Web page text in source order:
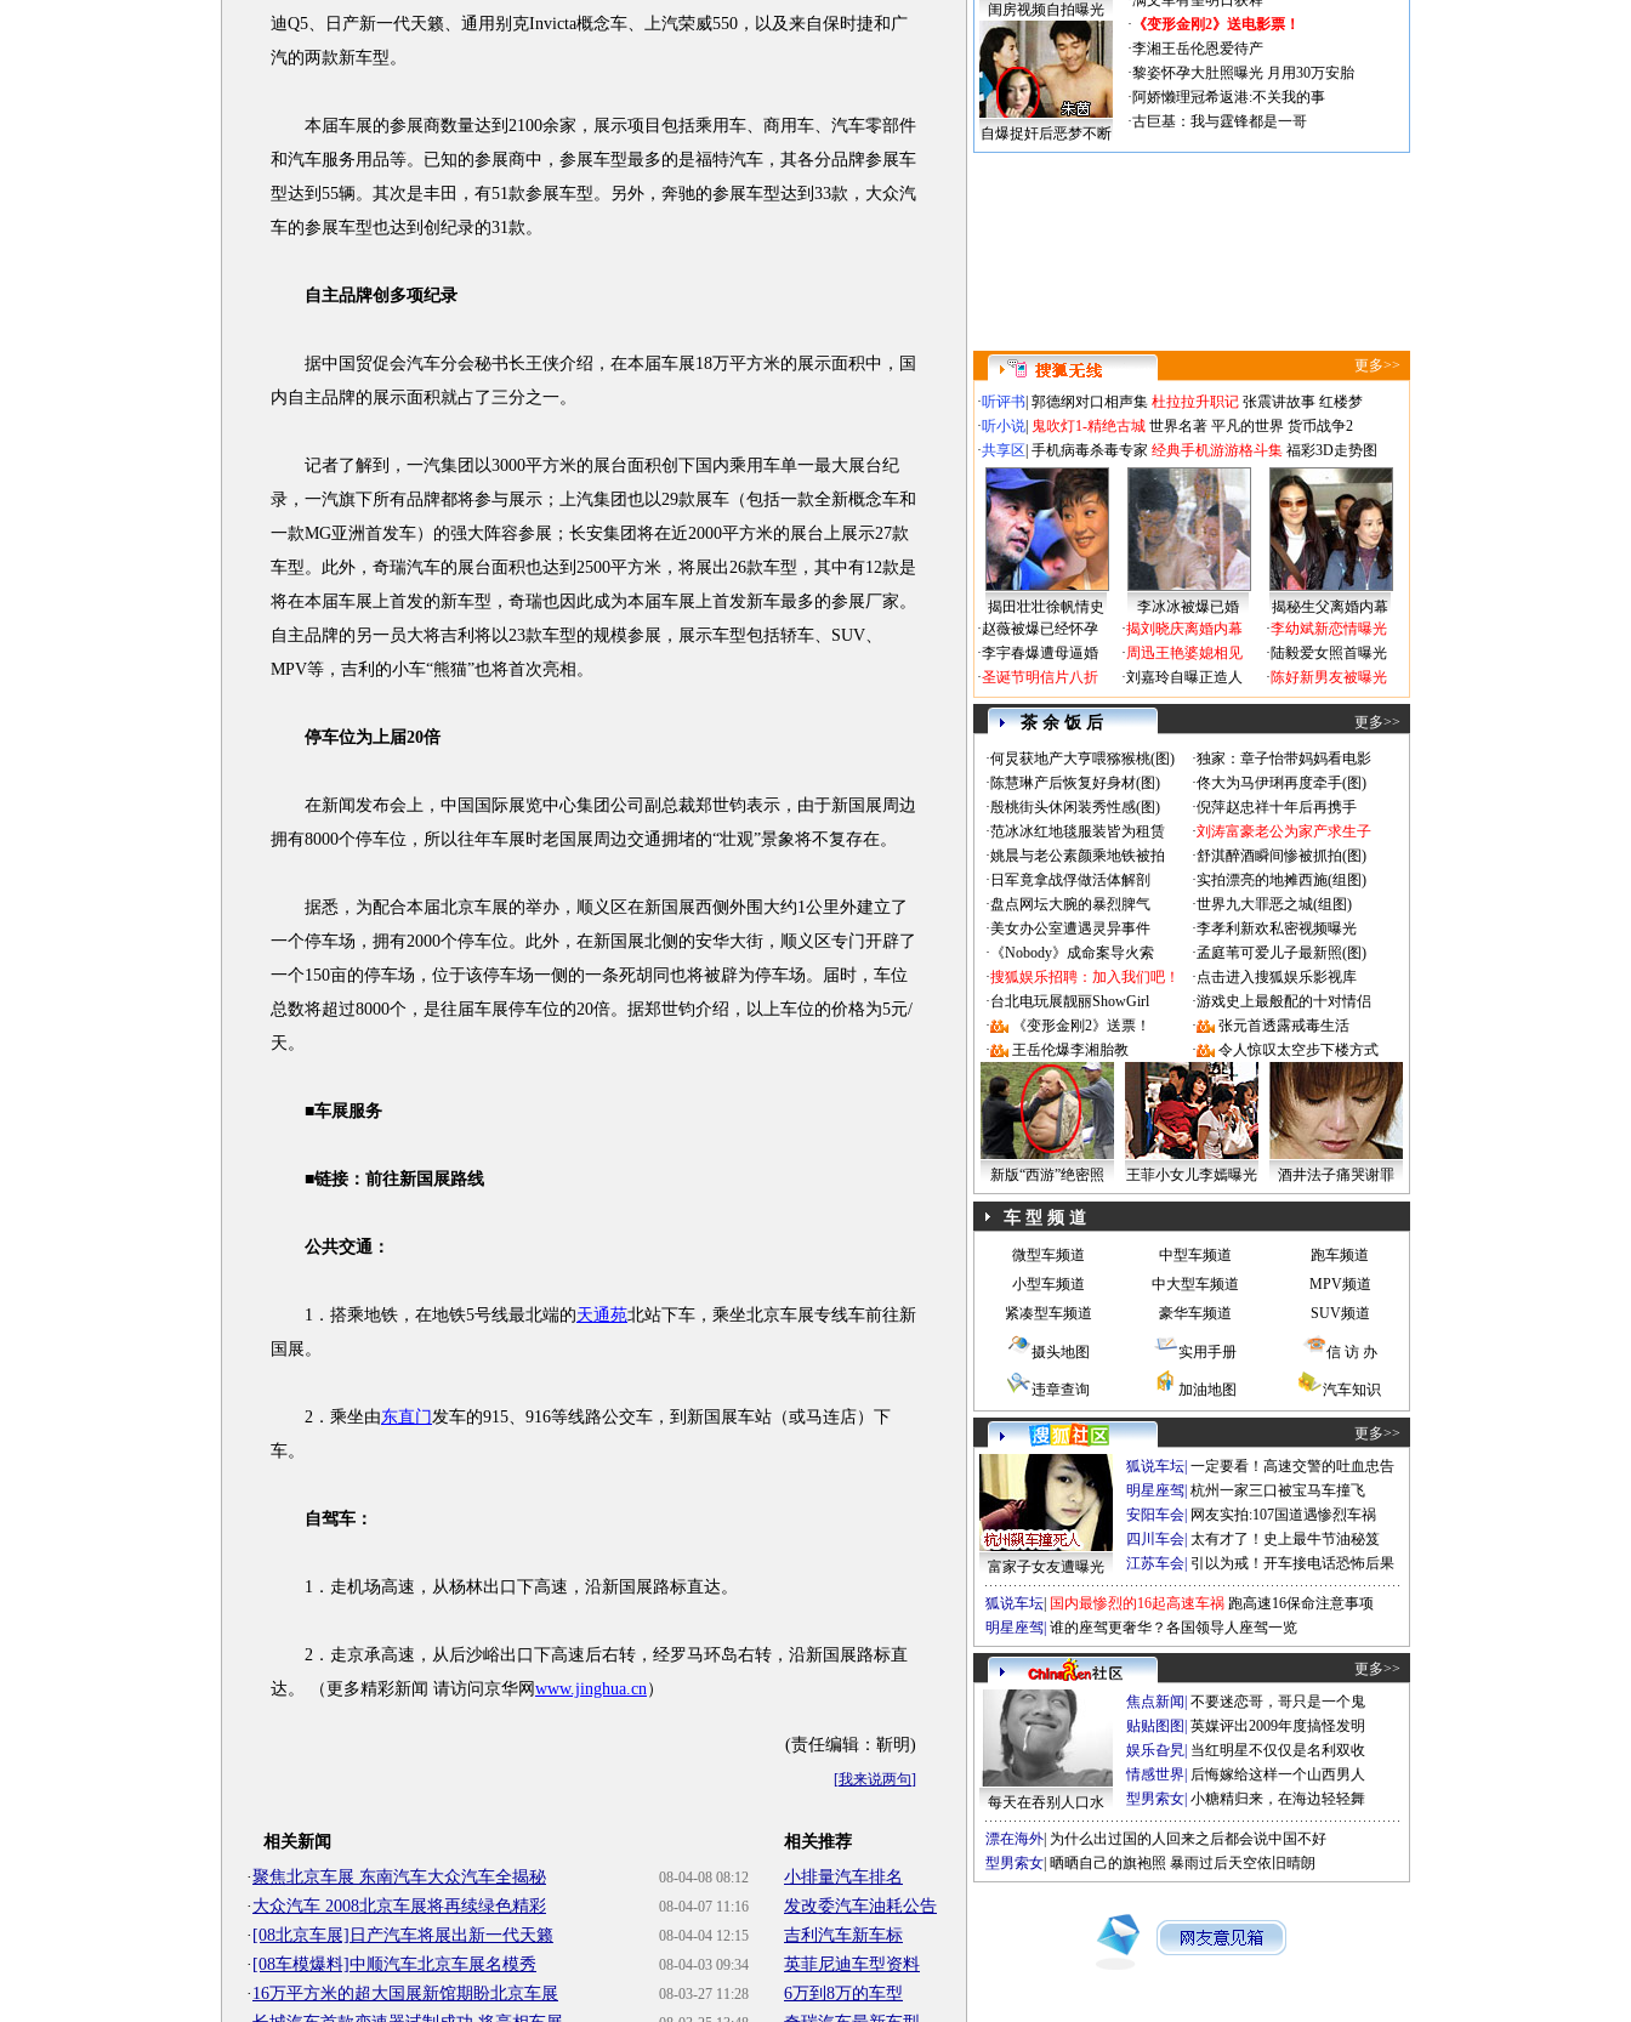
迪Q5、日产新一代天籁、通用别克Invicta概念车、上汽荣威550，以及来自保时捷和广
汽的两款新车型。
本届车展的参展商数量达到2100余家，展示项目包括乘用车、商用车、汽车零部件
和汽车服务用品等。已知的参展商中，参展车型最多的是福特汽车，其各分品牌参展车
型达到55辆。其次是丰田，有51款参展车型。另外，奔驰的参展车型达到33款，大众汽
车的参展车型也达到创纪录的31款。
自主品牌创多项纪录
据中国贸促会汽车分会秘书长王侠介绍，在本届车展18万平方米的展示面积中，国
内自主品牌的展示面积就占了三分之一。
记者了解到，一汽集团以3000平方米的展台面积创下国内乘用车单一最大展台纪
录，一汽旗下所有品牌都将参与展示；上汽集团也以29款展车（包括一款全新概念车和
一款MG亚洲首发车）的强大阵容参展；长安集团将在近2000平方米的展台上展示27款
车型。此外，奇瑞汽车的展台面积也达到2500平方米，将展出26款车型，其中有12款是
将在本届车展上首发的新车型，奇瑞也因此成为本届车展上首发新车最多的参展厂家。
自主品牌的另一员大将吉利将以23款车型的规模参展，展示车型包括轿车、SUV、
MPV等，吉利的小车“熊猫”也将首次亮相。
停车位为上届20倍
在新闻发布会上，中国国际展览中心集团公司副总裁郑世钧表示，由于新国展周边
拥有8000个停车位，所以往年车展时老国展周边交通拥堵的“壮观”景象将不复存在。
据悉，为配合本届北京车展的举办，顺义区在新国展西侧外围大约1公里外建立了
一个停车场，拥有2000个停车位。此外，在新国展北侧的安华大街，顺义区专门开辟了
一个150亩的停车场，位于该停车场一侧的一条死胡同也将被辟为停车场。届时，车位
总数将超过8000个，是往届车展停车位的20倍。据郑世钧介绍，以上车位的价格为5元/
天。
■车展服务
■链接：前往新国展路线
公共交通：
1．搭乘地铁，在地铁5号线最北端的天通苑北站下车，乘坐北京车展专线车前往新
国展。
2．乘坐由东直门发车的915、916等线路公交车，到新国展车站（或马连店）下
车。
自驾车：
1．走机场高速，从杨林出口下高速，沿新国展路标直达。
2．走京承高速，从后沙峪出口下高速后右转，经罗马环岛右转，沿新国展路标直
达。 （更多精彩新闻 请访问京华网 www.jinghua.cn）
(责任编辑：靳明)
[我来说两句]
相关新闻
08-04-08 08:12
·聚焦北京车展 东南汽车大众汽车全揭秘
08-04-07 11:16
· 大众汽车 2008北京车展将再续绿色精彩
08-04-04 12:15
· [08北京车展]日产汽车将展出新一代天籁
08-04-03 09:34
· [08车模爆料]中顺汽车北京车展名模秀
08-03-27 11:28
· 16万平方米的超大国展新馆期盼北京车展
相关推荐
小排量汽车排名
发改委汽车油耗公告
吉利汽车新车标
英菲尼迪车型资料
6万到8万的车型
闺房视频自拍曝光
自爆捉奸后恶梦不断
· 《变形金刚2》送电影票！
·李湘王岳伦恩爱待产
·黎姿怀孕大肚照曝光 月用30万安胎
·阿娇懒理冠希返港:不关我的事
·古巨基：我与霆锋都是一哥
更多>>
·听评书 郭德纲对口相声集 杜拉拉升职记 张震讲故事 红楼梦
·听小说 鬼吹灯1-精绝古城 世界名著 平凡的世界 货币战争2
·共享区 手机病毒杀毒专家 经典手机游游格斗集 福彩3D走势图
揭田壮壮徐帆情史 李冰冰被爆已婚
揭秘生父离婚内幕
·赵薇被爆已经怀孕
·李宇春爆遭母逼婚
·圣诞节明信片八折
·揭刘晓庆离婚内幕
·周迅王艳婆媳相见
·刘嘉玲自曝正造人
·李幼斌新恋情曝光
·陆毅爱女照首曝光
·陈好新男友被曝光
茶 余 饭 后 更多>>
·何炅获地产大亨喂猕猴桃(图) ·独家：章子怡带妈妈看电影
·陈慧琳产后恢复好身材(图) ·佟大为马伊琍再度牵手(图)
·殷桃街头休闲装秀性感(图) ·倪萍赵忠祥十年后再携手
·范冰冰红地毯服装皆为租赁 ·刘涛富豪老公为家产求生子
·姚晨与老公素颜乘地铁被拍 ·舒淇醉酒瞬间惨被抓拍(图)
· 日军竟拿战俘做活体解剖 ·实拍漂亮的地摊西施(组图)
·盘点网坛大腕的暴烈脾气 ·世界九大罪恶之城(组图)
·美女办公室遭遇灵异事件 ·李孝利新欢私密视频曝光
· 《Nobody》成命案导火索 ·孟庭苇可爱儿子最新照(图)
·搜狐娱乐招聘：加入我们吧！ ·点击进入搜狐娱乐影视库
·台北电玩展靓丽ShowGirl ·游戏史上最般配的十对情侣
·
《变形金刚2》送票！ ·
张元首透露戒毒生活
·
王岳伦爆李湘胎教 · 令人惊叹太空步下楼方式
新版“西游”绝密照 王菲小女儿李嫣曝光 酒井法子痛哭谢罪
车 型 频 道
微型车频道 中型车频道
跑车频道
小型车频道
中大型车频道
MPV频道
紧凑型车频道
豪华车频道 SUV频道
摄头地图 实用手册 信 访 办
违章查询 加油地图 汽车知识
更多>>
富家子女友遭曝光
狐说车坛 一定要看！高速交警的吐血忠告
明星座驾 杭州一家三口被宝马车撞飞
安阳车会 网友实拍:107国道遇惨烈车祸
四川车会 太有才了！史上最牛节油秘笈
江苏车会 引以为戒！开车接电话恐怖后果
狐说车坛 国内最惨烈的16起高速车祸 跑高速16保命注意事项
明星座驾 谁的座驾更奢华？各国领导人座驾一览
更多>>
每天在吞别人口水
焦点新闻 不要迷恋哥，哥只是一个鬼
贴贴图图 英媒评出2009年度搞怪发明
娱乐旮旯 当红明星不仅仅是名利双收
情感世界 后悔嫁给这样一个山西男人
型男索女 小糖精归来，在海边轻轻舞
漂在海外 为什么出过国的人回来之后都会说中国不好
型男索女 晒晒自己的旗袍照 暴雨过后天空依旧晴朗